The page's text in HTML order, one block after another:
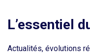
L’essentiel
Actualités, évolutions